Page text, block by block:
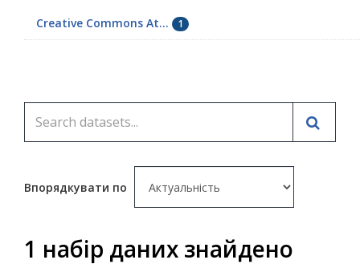
Creative Commons At... 1
Впорядкувати по
1 набір даних знайдено